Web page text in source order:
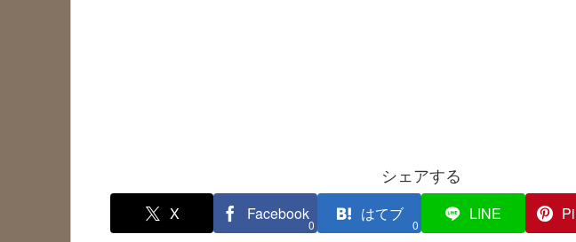
シェアする
X Facebook
0
はてブ
0
LINE